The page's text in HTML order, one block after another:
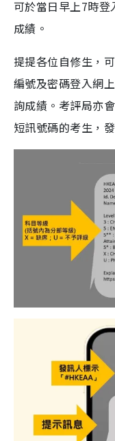
可於當日早上7時
成績。
提提各位自修生，
編號及密碼登入網
詢成績。考評局亦
短訊號碼的考生，